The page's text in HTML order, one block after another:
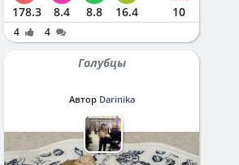
178.3 8.4 8.8 16.4 10
4 4
Голубцы
Автор Darinika